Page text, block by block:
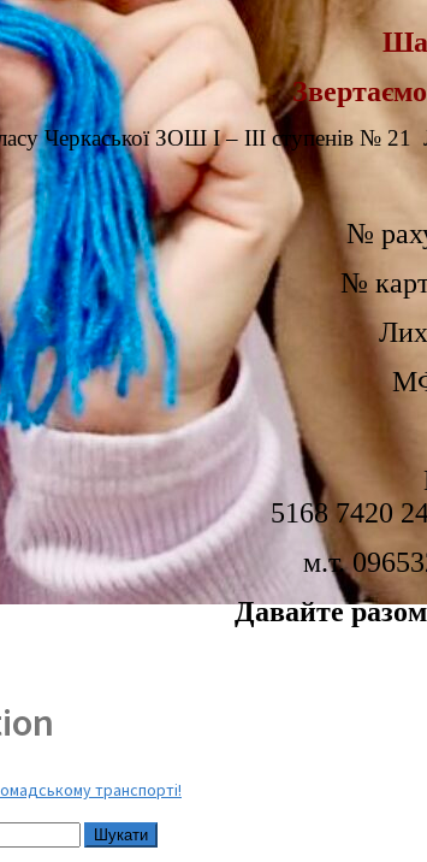
Черкаської ЗОШ І – ІІІ ступенів № 21
№
№
5168 7420
м.т.
Давайте
транспорті!